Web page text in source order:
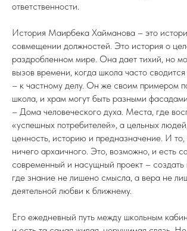
ответственности.
История Маирбека Хайманова – это
совмещении должностей. Это история о
раздробленном мире. Она дает тихий, но
вызов времени, когда школа часто
– к частному делу. Он же своим примером
школа, и храм могут быть разными
– Дома человеческого духа. Места, где
«успешных потребителей», а цельных
ценность, историю и предназначение. И то,
ничего архаичного. Это, возможно, и есть
современный и насущный проект – создать
где знание не лишено смысла, а вера не
деятельной любви к ближнему.
Его ежедневный путь между школьным